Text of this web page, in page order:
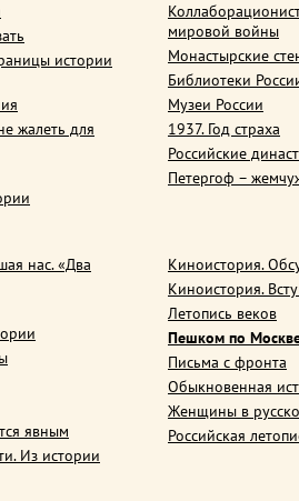
истории
жалеть для
мировой войны
Монастырские
Библиотеки
Музеи России
1937. Год страха
Российские
Петергоф –
нас. «Два
явным
Из истории
Киноистория.
Киноистория.
Летопись веков
Пешком по
Письма с фронта
Обыкновенная
Женщины в
Российская